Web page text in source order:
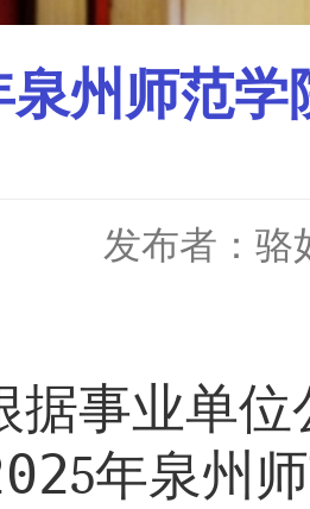
泉州师范
发布者：骆
据事业单
5年泉州